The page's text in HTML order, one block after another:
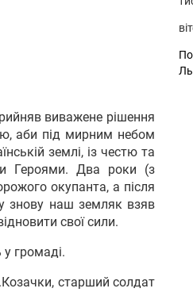
виважене рішення
аби під мирним небом
землі, із честю та
Героями. Два роки (з
окупанта, а після
знову наш земляк взяв
свої сили.
громаді.
старший солдат